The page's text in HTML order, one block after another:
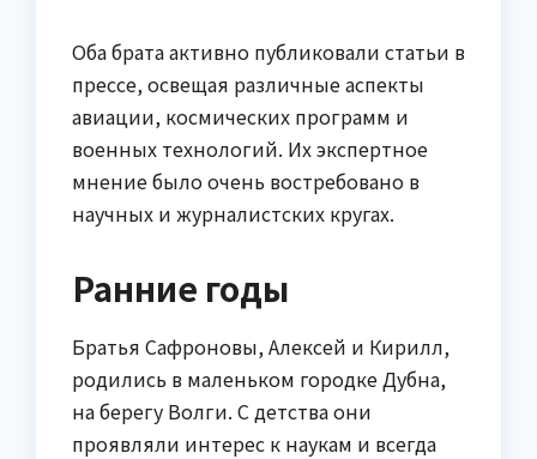
Оба брата активно публиковали статьи в
прессе, освещая различные аспекты
авиации, космических программ и
военных технологий. Их экспертное
мнение было очень востребовано в
научных и журналистских кругах.
Ранние годы
Братья Сафроновы, Алексей и Кирилл,
родились в маленьком городке Дубна,
на берегу Волги. С детства они
проявляли интерес к наукам и всегда